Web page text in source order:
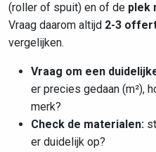
(roller of spuit) en of de plek
Vraag daarom altijd 2-3
vergelijken.
Vraag om een
er precies gedaan (m²),
merk?
Check de materialen:
er duidelijk op?